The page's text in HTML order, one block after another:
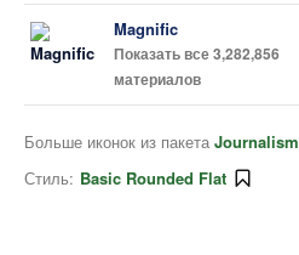
Magnific
Показать все 3,282,856
материалов
Больше иконок из пакета Journalism
Стиль: Basic Rounded Flat